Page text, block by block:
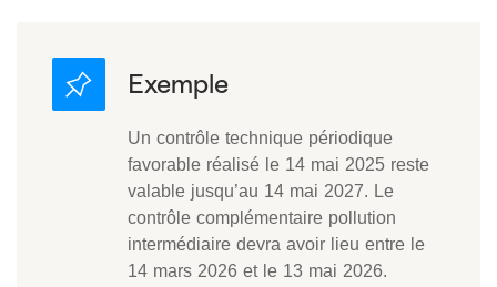
Un contrôle technique périodique
favorable réalisé le 14 mai 2025 reste
valable jusqu’au 14 mai 2027. Le
contrôle complémentaire pollution
intermédiaire devra avoir lieu entre le
14 mars 2026 et le 13 mai 2026.